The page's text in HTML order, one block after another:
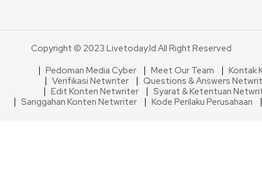
Copyright © 2023 Livetoday.id All Right Reserved
Pedoman Media Cyber
Meet Our Team
Kontak
Verifikasi Netwriter
Questions & Answers
Edit Konten Netwriter
Syarat & Ketentuan
Sanggahan Konten Netwriter
Kode Perilaku Perusahaan